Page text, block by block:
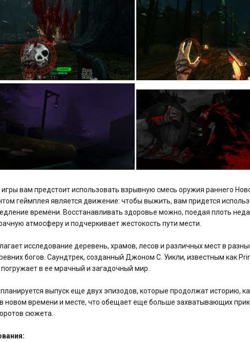
вам предстоит использовать взрывную смесь оружия раннего
геймплея является движение: чтобы выжить, вам придется
времени. Восстанавливать здоровье можно, поедая плоть
атмосферу и подчеркивает жестокость пути мести.
исследование деревень, храмов, лесов и различных мест в
богов. Саундтрек, созданный Джоном С. Уикли, известным как
в ее мрачный и загадочный мир.
выпуск еще двух эпизодов, которые продолжат историю,
новом времени и месте, что обещает еще больше захватывающих
сюжета.